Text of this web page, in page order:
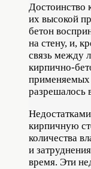
Достоинство
их высокой
бетон
на стену, и,
связь между
кирпично-
применяемых
разрешалось
кирпичную
количества
и
время. Эти